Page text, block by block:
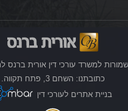
למשרד עורכי דין אורית ברנס
כתובתנו: השחם 3, פתח תקווה.
בניית אתרים לעורכי דין